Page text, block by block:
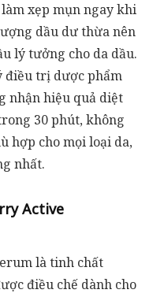
xẹp mụn ngay khi
dầu dư thừa nên
lý tưởng cho da dầu.
điều trị dược phẩm
nhận hiệu quả diệt
30 phút, không
hợp cho mọi loại da,
nhất.
Active
là tinh chất
điều chế dành cho